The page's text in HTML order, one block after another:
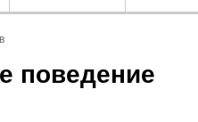
поведение